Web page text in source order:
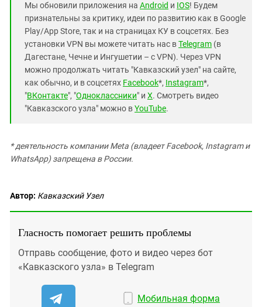
Мы обновили приложения на Android и IOS! Будем
признательны за критику, идеи по развитию как в Google
Play/App Store, так и на страницах КУ в соцсетях. Без
установки VPN вы можете читать нас вTelegram (в
Дагестане, Чечне и Ингушетии – с VPN). Через VPN
можно продолжать читать "Кавказский узел" на сайте,
как обычно, и в соцсетях Facebook*, Instagram*,
"ВКонтакте", "Одноклассники" и X. Смотреть видео
"Кавказского узла" можно вYouTube.
* деятельность компании Meta (владеет Facebook, Instagram и
WhatsApp) запрещена в России.
Автор: Кавказский Узел
Гласность помогает решить проблемы
Отправь сообщение, фото и видео через бот
«Кавказского узла» в Telegram
Мобильная форма